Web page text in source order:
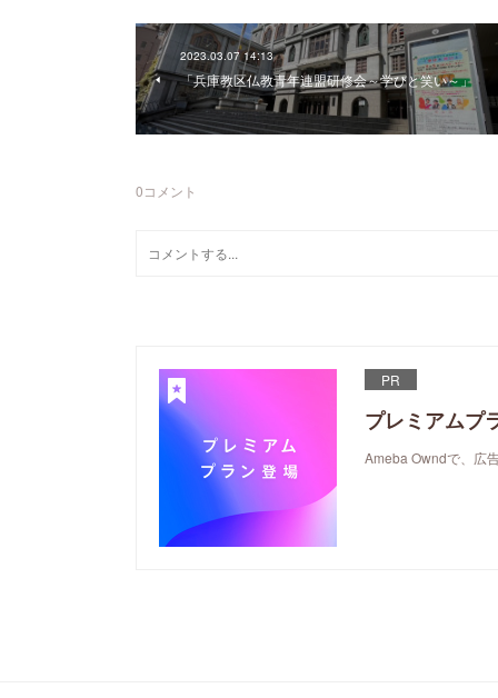
2023.03.07 14:13
「兵庫教区仏教青年連盟研修会～学びと笑い～」
0コメント
PR
プレミアムプ
Ameba Owndで、広